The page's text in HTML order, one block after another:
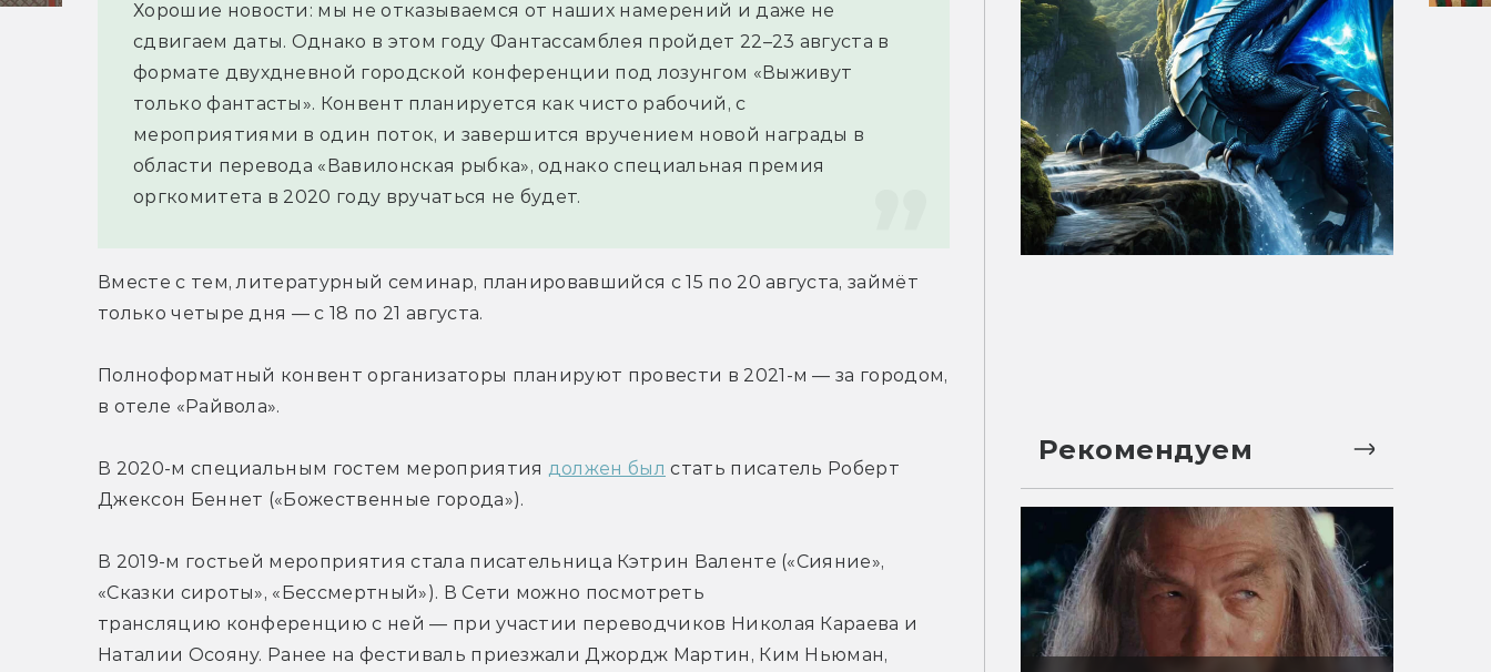
Хорошие новости: мы не отказываемся от наших намерений и даже не
сдвигаем даты. Однако в этом году Фантассамблея пройдет 22–23 августа в
формате двухдневной городской конференции под лозунгом «Выживут
только фантасты». Конвент планируется как чисто рабочий, с
мероприятиями в один поток, и завершится вручением новой награды в
области перевода «Вавилонская рыбка», однако специальная премия
оргкомитета в 2020 году вручаться не будет.
Вместе с тем, литературный семинар, планировавшийся с 15 по 20 августа, займёт
только четыре дня — с 18 по 21 августа.
Полноформатный конвент организаторы планируют провести в 2021-м — за городом,
в отеле «Райвола».
В 2020-м специальным гостем мероприятия должен был стать писатель Роберт
Джексон Беннет («Божественные города»).
В 2019-м гостьей мероприятия стала писательница Кэтрин Валенте («Сияние»,
«Сказки сироты», «Бессмертный»). В Сети можно посмотреть
трансляцию конференцию с ней — при участии переводчиков Николая Караева и
Наталии Осояну. Ранее на фестиваль приезжали Джордж Мартин, Ким Ньюман,
Рекомендуем